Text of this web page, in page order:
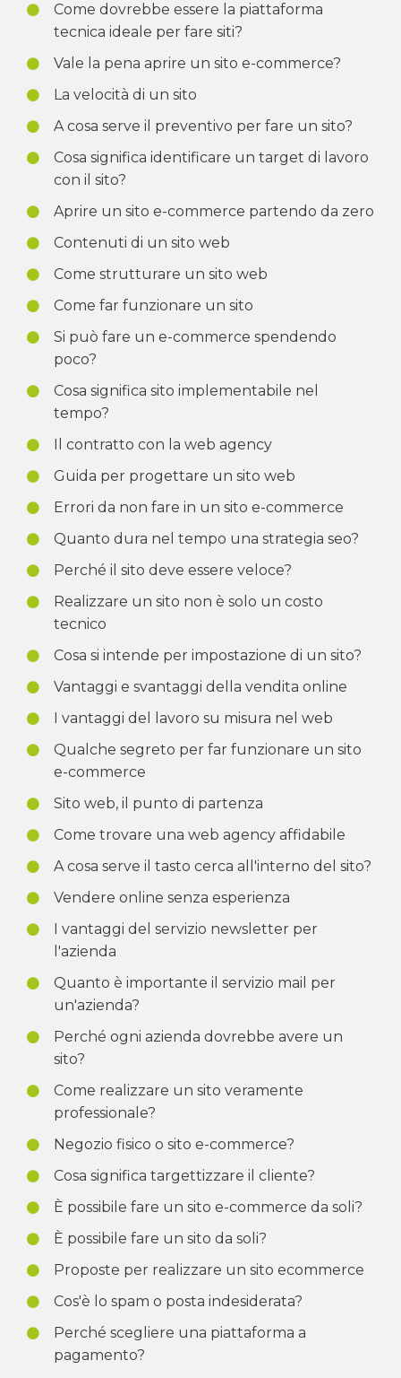
Come dovrebbe essere la piattaforma
tecnica ideale per fare siti?
Vale la pena aprire un sito e-commerce?
La velocità di un sito
A cosa serve il preventivo per fare un sito?
Cosa significa identificare un target di lavoro
con il sito?
Aprire un sito e-commerce partendo da zero
Contenuti di un sito web
Come strutturare un sito web
Come far funzionare un sito
Si può fare un e-commerce spendendo
poco?
Cosa significa sito implementabile nel
tempo?
Il contratto con la web agency
Guida per progettare un sito web
Errori da non fare in un sito e-commerce
Quanto dura nel tempo una strategia seo?
Perché il sito deve essere veloce?
Realizzare un sito non è solo un costo
tecnico
Cosa si intende per impostazione di un sito?
Vantaggi e svantaggi della vendita online
I vantaggi del lavoro su misura nel web
Qualche segreto per far funzionare un sito
e-commerce
Sito web, il punto di partenza
Come trovare una web agency affidabile
A cosa serve il tasto cerca all'interno del sito?
Vendere online senza esperienza
I vantaggi del servizio newsletter per
l'azienda
Quanto è importante il servizio mail per
un'azienda?
Perché ogni azienda dovrebbe avere un
sito?
Come realizzare un sito veramente
professionale?
Negozio fisico o sito e-commerce?
Cosa significa targettizzare il cliente?
È possibile fare un sito e-commerce da soli?
È possibile fare un sito da soli?
Proposte per realizzare un sito ecommerce
Cos'è lo spam o posta indesiderata?
Perché scegliere una piattaforma a
pagamento?